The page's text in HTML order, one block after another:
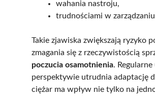
wahania nastroju,
trudnościami w
Takie zjawiska zwiększają ryzyko
zmagania się z rzeczywistością
poczucia osamotnienia.
perspektywie utrudnia adaptację
ciężar ma wpływ nie tylko na